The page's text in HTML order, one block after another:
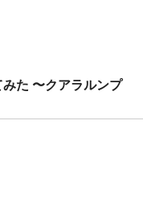
た 〜クアラルンプ